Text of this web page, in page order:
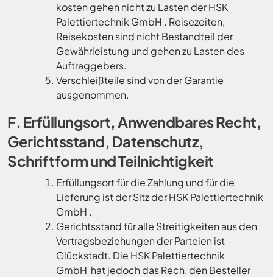
kosten gehen nicht zu Lasten der HSK
Palettiertechnik GmbH . Reisezeiten,
Reisekosten sind nicht Bestandteil der
Gewährleistung und gehen zu Lasten des
Auftraggebers.
Verschleißteile sind von der Garantie
ausgenommen.
F. Erfüllungsort, Anwendbares Recht,
Gerichtsstand, Datenschutz,
Schriftformund Teilnichtigkeit
Erfüllungsort für die Zahlung und für die
Lieferung ist der Sitz der HSK Palettiertechnik
GmbH .
Gerichtsstand für alle Streitigkeiten aus den
Vertragsbeziehungen der Parteien ist
Glückstadt. Die HSK Palettiertechnik
GmbH hat jedoch das Rech, den Besteller